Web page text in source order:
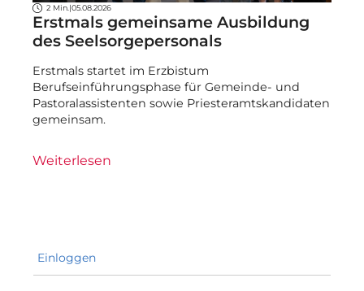
2 Min.| 05.08.2026
Erstmals gemeinsame Ausbildung
des Seelsorgepersonals
Erstmals startet im Erzbistum
Berufseinführungsphase für Gemeinde- und
Pastoralassistenten sowie Priesteramtskandidaten
gemeinsam.
Weiterlesen
Einloggen